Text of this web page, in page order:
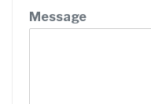
P
o
Message